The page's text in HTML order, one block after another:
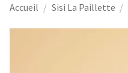
Accueil / Sisi La Paillette /